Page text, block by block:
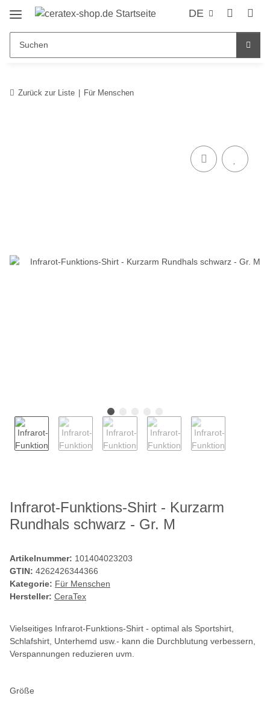
DE
Zurück zur Liste Für Menschen
Infrarot-Funktions-Shirt - Kurzarm
Rundhals schwarz - Gr. M
Artikelnummer: 101404023203
GTIN: 4262426344366
Kategorie: Für Menschen
Hersteller: CeraTex
Vielseitiges Infrarot-Funktions-Shirt - optimal als Sportshirt,
Schlafshirt, Unterhemd usw.- kann die Durchblutung verbessern,
Verspannungen reduzieren uvm.
Größe